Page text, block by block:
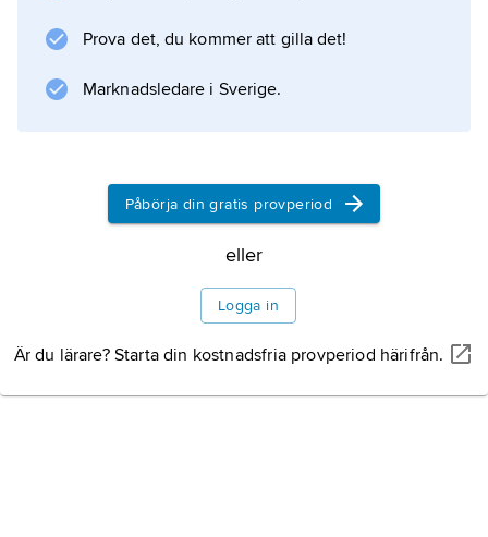
trollkäring
trollpacka
, i samband med blåkullatron även
påskkäring
Prova det, du kommer att gilla det!
Marknadsledare i Sverige.
Påbörja din gratis provperiod
eller
Logga in
Är du lärare? Starta din kostnadsfria provperiod härifrån.